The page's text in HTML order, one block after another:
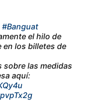
#Banguat
el hilo de
en los billetes de
sobre las medidas
aquí: